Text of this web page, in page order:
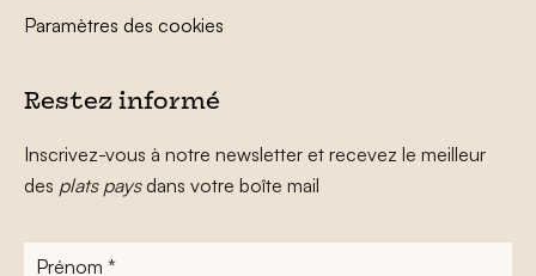
Paramètres des cookies
Restez informé
Inscrivez-vous à notre newsletter et recevez le meilleur
des plats paysdans votre boîte mail
Prénom